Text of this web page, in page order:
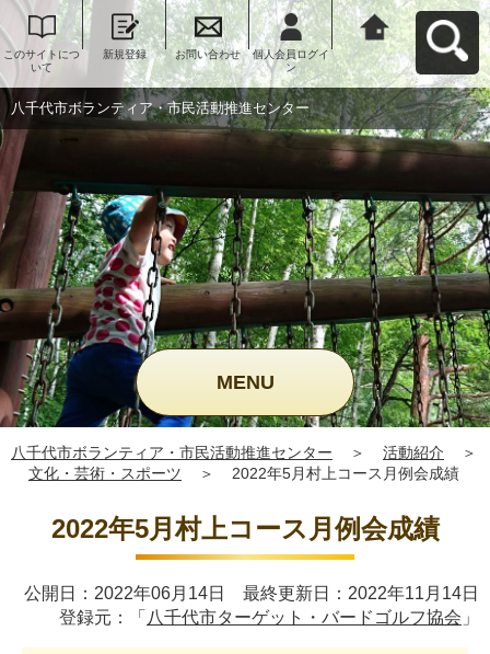
このサイトにつ
いて
新規登録 お問い合わせ
個人会員ログイ
ン
八千代市ボラン
ティア・市民活
動推進センター
へ戻る
八千代市ボランティア・市民活動推進センター
MENU
八千代市ボランティア・市民活動推進センター ＞ 活動紹介
＞
文化・芸術・スポーツ
＞ 2022年5月村上コース月例会成績
2022年5月村上コース月例会成績
公開日：2022年06月14日 最終更新日：2022年11月14日
登録元：「 八千代市ターゲット・バードゴルフ協会 」